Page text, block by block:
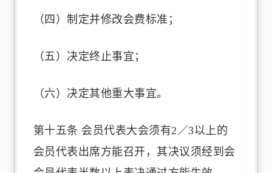
（四）制定并修改会费标准；
（五）决定终止事宜；
（六）决定其他重大事宜。
第十五条 会员代表大会须有2／3以上的
会员代表出席方能召开，其决议须经到会